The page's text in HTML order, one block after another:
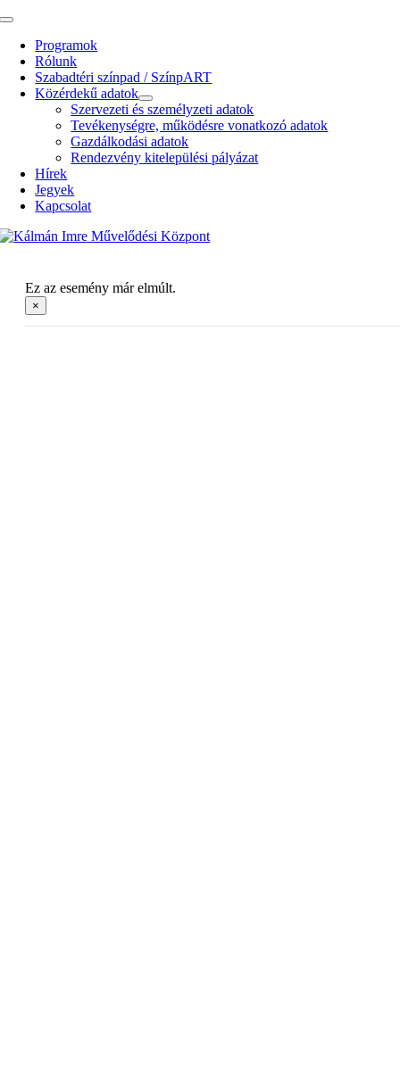
Kihagyás
Toggle
NavigationProgramok
Rólunk
Szabadtéri színpad / SzínpART
Közérdekű adatok
Szervezeti és személyzeti adatok
Tevékenységre, működésre vonatkozó adatok
Gazdálkodási adatok
Rendezvény kitelepülési pályázat
Hírek
Jegyek
Kapcsolat
Ez az esemény már elmúlt.
×